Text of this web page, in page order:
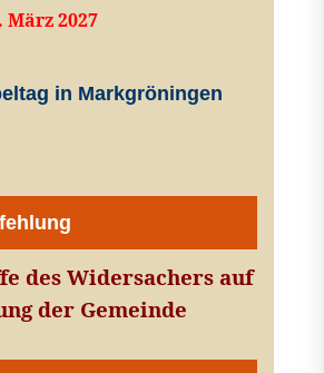
März 2027
in Markgröningen
des Widersachers auf
der Gemeinde